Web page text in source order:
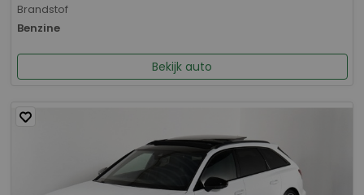
Brandstof
Benzine
Bekijk auto